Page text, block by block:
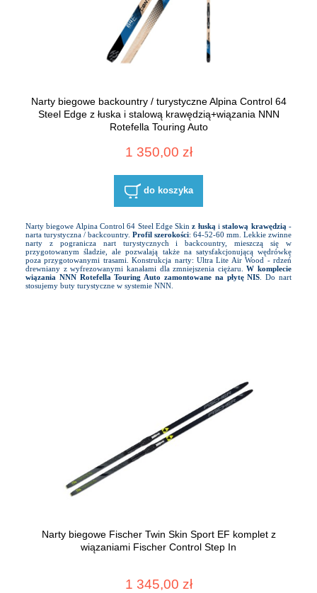
Narty biegowe backountry / turystyczne Alpina Control 64
Steel Edge z łuska i stalową krawędzią+wiązania NNN
Rotefella Touring Auto
1 350,00 zł
do koszyka
Narty biegowe Alpina Control 64 Steel Edge Skin z łuską istalową krawędzią -
narta turystyczna / backcountry. Profil szerokości: 64-52-60 mm. Lekkie zwinne
narty z pogranicza nart turystycznych i backcountry, mieszczą się w
przygotowanym śladzie, ale pozwalają także na satysfakcjonującą wędrówkę
poza przygotowanymi trasami. Konstrukcja narty: Ultra Lite Air Wood - rdzeń
drewniany z wyfrezowanymi kanałami dla zmniejszenia ciężaru.W komplecie
wiązania NNN Rotefella Touring Auto zamontowane na płytę NIS . Do nart
stosujemy buty turystyczne w systemie NNN.
Narty biegowe Fischer Twin Skin Sport EF komplet z
wiązaniami Fischer Control Step In
1 345,00 zł